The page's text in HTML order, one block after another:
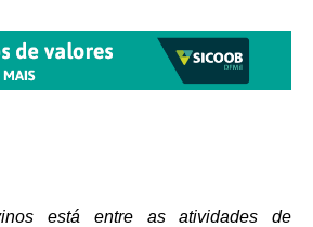
está entre as atividades de